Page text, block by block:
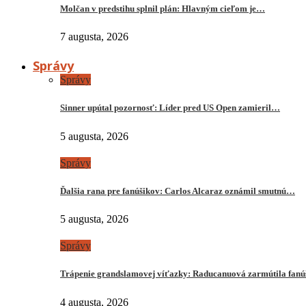
Molčan v predstihu splnil plán: Hlavným cieľom je…
7 augusta, 2026
Správy
Správy
Sinner upútal pozornosť: Líder pred US Open zamieril…
5 augusta, 2026
Správy
Ďalšia rana pre fanúšikov: Carlos Alcaraz oznámil smutnú…
5 augusta, 2026
Správy
Trápenie grandslamovej víťazky: Raducanuová zarmútila
4 augusta, 2026